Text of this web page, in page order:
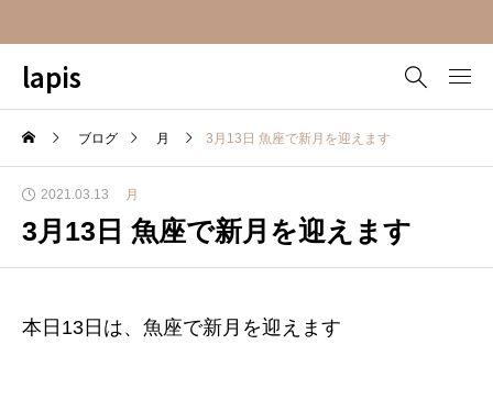
lapis
ブログ 月 3月13日 魚座で新月を迎えます
2021.03.13 月
3月13日 魚座で新月を迎えます
本日13日は、魚座で新月を迎えます